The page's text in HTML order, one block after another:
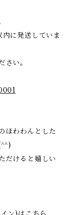
に発送していま
さい。
ほわわんとした
だけると嬉しい